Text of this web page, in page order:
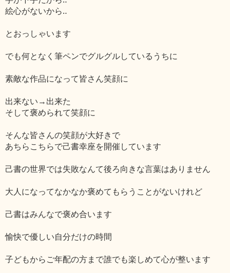
絵心がないから‥
とおっしゃいます
でも何となく筆ペンでグルグルしているうちに
素敵な作品になって皆さん笑顔に
出来ない→出来た
そして褒められて笑顔に
そんな皆さんの笑顔が大好きで
あちらこちらで己書幸座を開催しています
己書の世界では失敗なんて後ろ向きな言葉はありません
大人になってなかなか褒めてもらうことがないけれど
己書はみんなで褒め合います
愉快で優しい自分だけの時間
子どもからご年配の方まで誰でも楽しめて心が整います